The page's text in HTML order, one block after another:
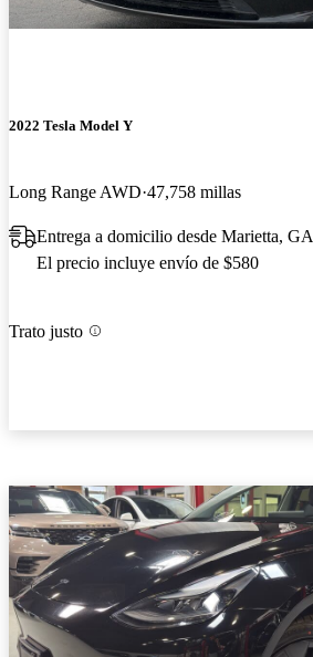
2022 Tesla Model Y
Long Range AWD 47,758 millas
Entrega a domicilio desde Marietta, GA
El precio incluye envío de $580
Trato justo